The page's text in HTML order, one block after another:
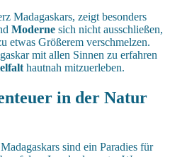
Madagaskars, zeigt besonders
Moderne sich nicht ausschließen,
etwas Größerem verschmelzen.
mit allen Sinnen zu erfahren
hautnah mitzuerleben.
in der Natur
sind ein Paradies für